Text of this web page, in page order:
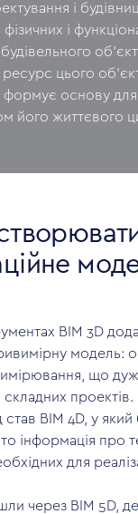
і
і
цього
формує основу для
його життєвого
BIM 3D
модель:
що
BIM 4D, у
інформація про
для
через BIM 5D,